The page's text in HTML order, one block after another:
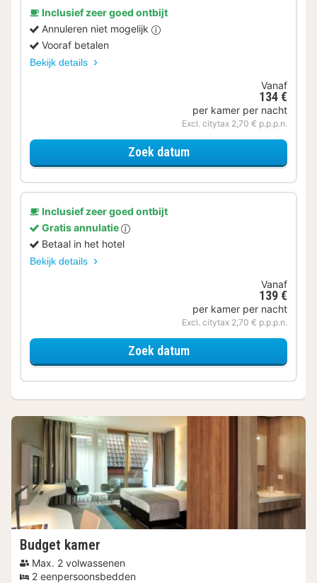
Inclusief zeer goed ontbijt
Annuleren niet mogelijk
Vooraf betalen
Bekijk details
Vanaf
134 €
per kamer per nacht
Excl. citytax 2,70 € p.p.p.n.
Zoek datumvoor Standaard Kamer
Inclusief zeer goed ontbijt
Gratis annulatie
Betaal in het hotel
Bekijk details
Vanaf
139 €
per kamer per nacht
Excl. citytax 2,70 € p.p.p.n.
Zoek datumvoor Standaard Kamer
Budget kamer
Max. 2 volwassenen
2 eenpersoonsbedden